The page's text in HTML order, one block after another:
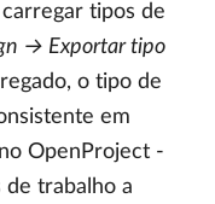
tipos de
→ Exportar tipo
o tipo de
em
OpenProject -
trabalho a